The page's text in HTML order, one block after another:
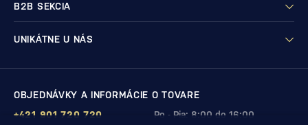
B2B SEKCIA
UNIKÁTNE U NÁS
OBJEDNÁVKY A INFORMÁCIE O TOVARE
Po - Pia: 8:00 do 16:00
+421 901 720 720